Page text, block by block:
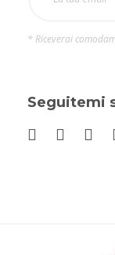
* Riceverai
Seguitemi